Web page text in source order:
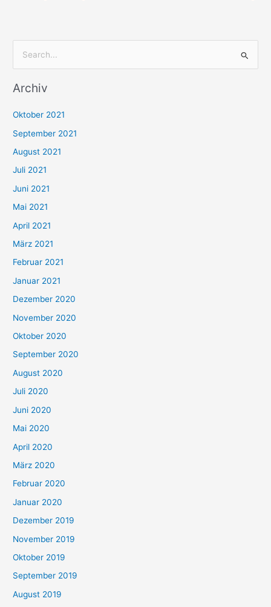
c
n
n
a
c
h
:
Archiv
Oktober 2021
September 2021
August 2021
Juli 2021
Juni 2021
Mai 2021
April 2021
März 2021
Februar 2021
Januar 2021
Dezember 2020
November 2020
Oktober 2020
September 2020
August 2020
Juli 2020
Juni 2020
Mai 2020
April 2020
März 2020
Februar 2020
Januar 2020
Dezember 2019
November 2019
Oktober 2019
September 2019
August 2019